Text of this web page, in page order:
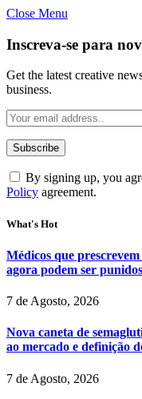
Close Menu
Inscreva-se para
Get the latest creative
business.
By signing up, you
Policy agreement.
What's Hot
Médicos que
agora podem ser punidos
7 de Agosto, 2026
Nova caneta de
ao mercado e definição
7 de Agosto, 2026